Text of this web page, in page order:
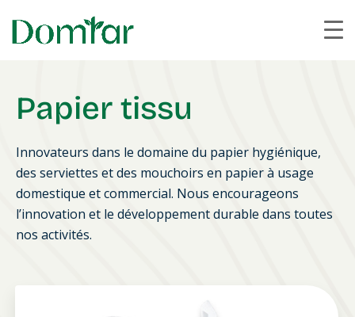
Papier tissu
Innovateurs dans le domaine du papier hygiénique,
des serviettes et des mouchoirs en papier à usage
domestique et commercial. Nous encourageons
l’innovation et le développement durable dans toutes
nos activités.